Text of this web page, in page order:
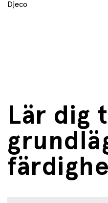
Djeco
Lär dig